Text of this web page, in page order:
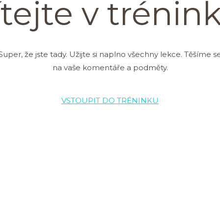
v
že jste tady. Užijte si naplno všechny lekce. Těšíme
na vaše komentáře a podměty.
VSTOUPIT DO TRÉNINKU